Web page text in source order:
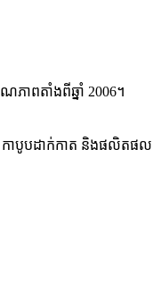
ាពតាំងពីឆ្នាំ 2006។
កាបូបដាក់កាត និងផលិតផល